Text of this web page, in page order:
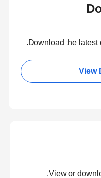
Download the
View or